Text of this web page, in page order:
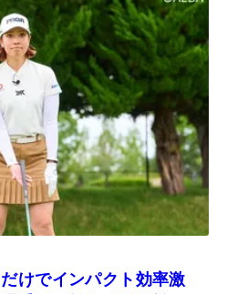
けでインパクト効率激